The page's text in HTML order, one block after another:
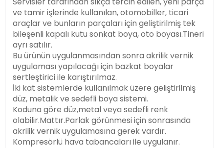
ve tamir işlerinde kullanılan, otomobiller, ticari
araçlar ve bunların parçaları için geliştirilmiş tek
bileşenli kapalı kutu sonkat boya, oto boyası.Tineri
ayrı satılır.
Bu ürünün uygulanmasından sonra akrilik vernik
uygulaması yapılacağı için bazkat boyalar
sertleştirici ile karıştırılmaz.
İki kat sistemlerde kullanılmak üzere geliştirilmiş
düz, metalik ve sedefli boya sistemi.
Koduna göre düz,metal veya sedefli renk
olabilir.Mattır.Parlak görünmesi için sonrasında
akrilik vernik uygulamasına gerek vardır.
Kompresörlü hava tabancaları ile uygulanır.